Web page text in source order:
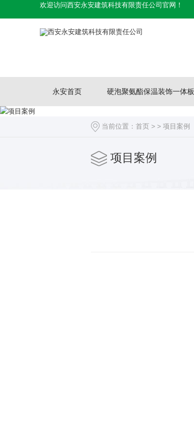
欢迎访问西安永安建筑科技有限责任公司官网！
永安首页 硬泡聚氨酯保温装饰一体板
当前位置： 首页 > > 项目案例
项目案例